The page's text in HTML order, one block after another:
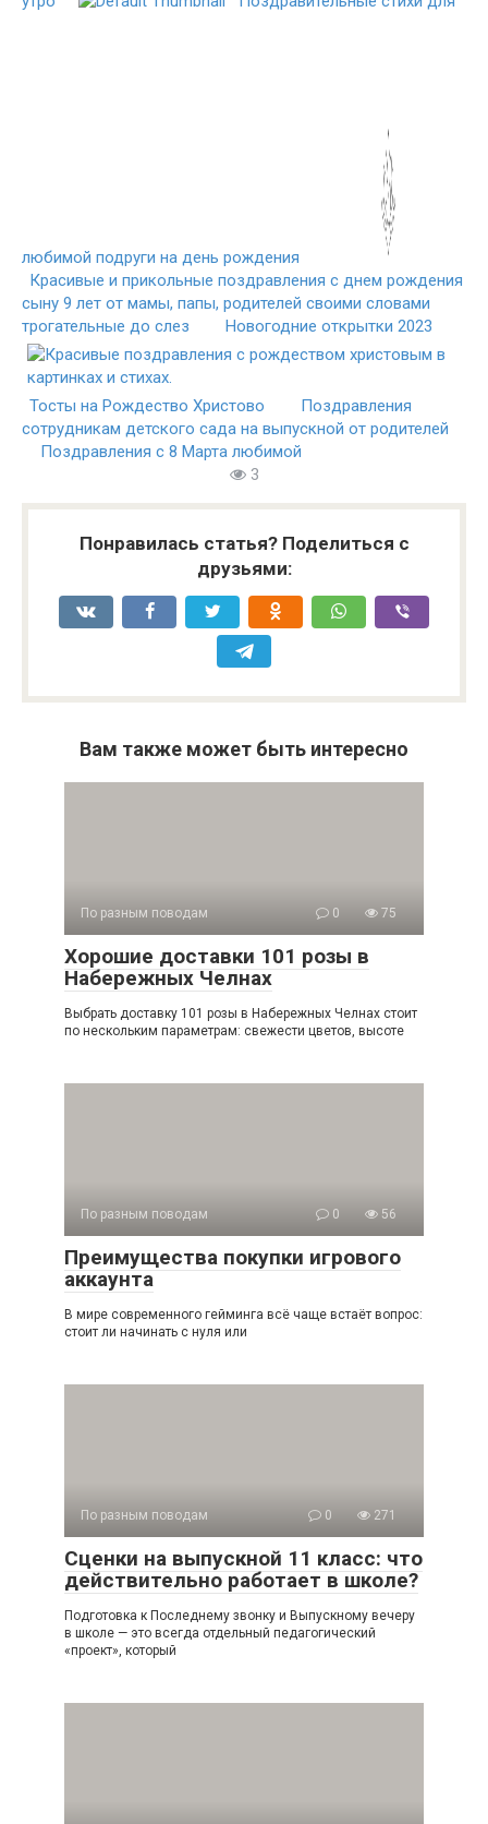
любимой подруги на день рождения
Красивые и прикольные поздравления с днем рождения
сыну 9 лет от мамы, папы, родителей своими словами
трогательные до слез
Новогодние открытки 2023
Тосты на Рождество Христово
Поздравления
сотрудникам детского сада на выпускной от родителей
Поздравления с 8 Марта любимой
3
Понравилась статья? Поделиться с
друзьями:
Вам также может быть интересно
По разным поводам 0 75
Хорошие доставки 101 розы в
Набережных Челнах
Выбрать доставку 101 розы в Набережных Челнах стоит
по нескольким параметрам: свежести цветов, высоте
По разным поводам 0 56
Преимущества покупки игрового
аккаунта
В мире современного гейминга всё чаще встаёт вопрос:
стоит ли начинать с нуля или
По разным поводам 0 271
Сценки на выпускной 11 класс: что
действительно работает в школе?
Подготовка к Последнему звонку и Выпускному вечеру
в школе — это всегда отдельный педагогический
«проект», который